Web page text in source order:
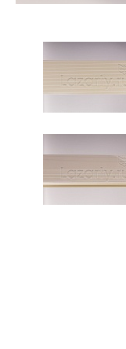
Hyundai
Infinity
Флуоресцентные
Шпатлевки,
Эмали
Грунтовки,
Магнитные